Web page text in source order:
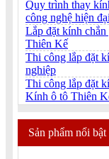
Quy trình thay
công nghệ hiện đại
Lắp đặt kính
Thiên Kế
Thi công lắp đặt
nghiệp
Thi công lắp đặt
Kính ô tô Thiên
Sản phẩm nổi bật